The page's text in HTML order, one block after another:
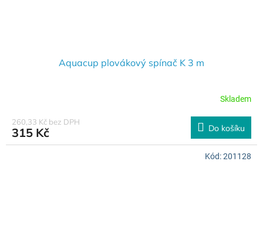
Aquacup plovákový spínač K 3 m
Skladem
260,33 Kč bez DPH
315 Kč Do košíku
Kód:201128